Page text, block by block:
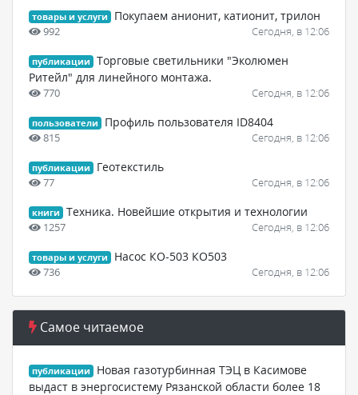
товары и услуги Покупаем анионит, катионит, трилон
992 Сегодня, в 12:06
публикации
Торговые светильники "Эколюмен
Ритейл" для линейного монтажа.
770 Сегодня, в 12:06
пользователи Профиль пользователя ID8404
815 Сегодня, в 12:06
публикации Геотекстиль
77 Сегодня, в 12:06
книги Техника. Новейшие открытия и технологии
1257 Сегодня, в 12:06
товары и услуги Насос КО-503 КО503
736 Сегодня, в 12:06
Самое читаемое
публикации
Новая газотурбинная ТЭЦ в Касимове
выдаст в энергосистему Рязанской области более 18